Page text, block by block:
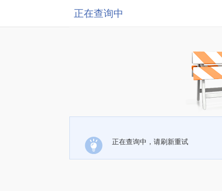
正在查询中
正在查询中，请刷新重试